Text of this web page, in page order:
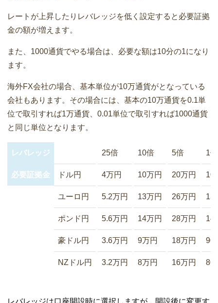
レートが上昇したりレバレッジを低く設定すると必要証拠
金の額が増えます。
また、1000通貨でやる場合は、必要な額は10分の1になり
ます。
海外FX会社の場合、基本単位が10万通貨がとなっている
会社もあります。その場合には、基本の10万通貨を0.1単
位で取引すれば1万通貨、0.01単位で取引すれば1000通貨
と同じ単位となります。
レバレッジ
必要証拠金 ドル円
ユーロ円
ポンド円
豪ドル円
NZドル円
25倍
4万円
5.2万円
5.6万円
3.6万円
3.2万円
10倍
10万円
13万円
14万円
9万円
8万円
5倍
20万円
26万円
28万円
18万円
16万円
1倍
90
80
レバレッジは口座開設時に選択しますが、開設後に変更す